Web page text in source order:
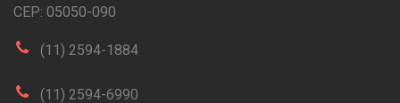
CEP: 05050-090
(11) 2594-1884
(11) 2594-6990